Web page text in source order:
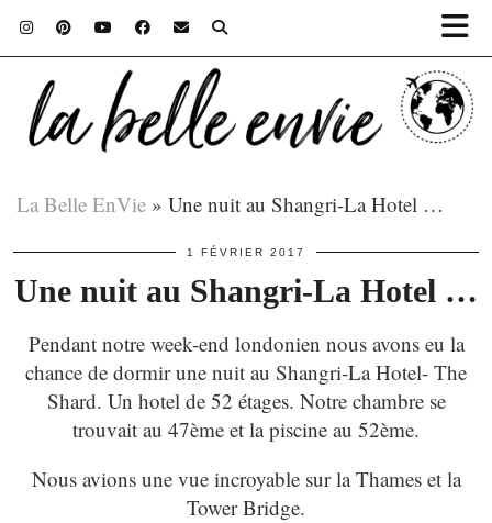
La Belle EnVie » Une nuit au Shangri-La Hotel …
1 FÉVRIER 2017
Une nuit au Shangri-La Hotel …
Pendant notre week-end londonien nous avons eu la
chance de dormir une nuit au Shangri-La Hotel- The
Shard. Un hotel de 52 étages. Notre chambre se
trouvait au 47ème et la piscine au 52ème.
Nous avions une vue incroyable sur la Thames et la
Tower Bridge.